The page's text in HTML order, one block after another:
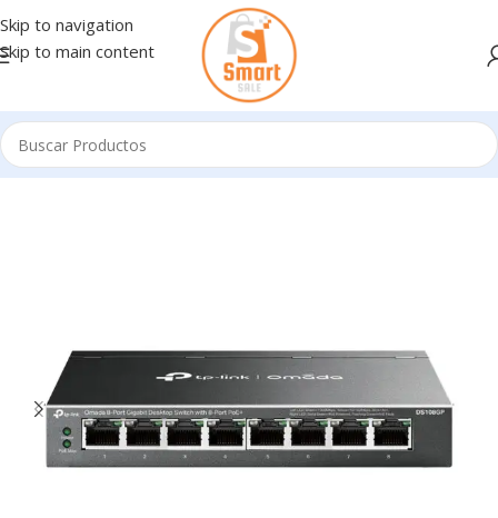
Skip to navigation
Skip to main content
Inicio/Conectividad Activa